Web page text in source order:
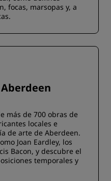
focas, marsopas y, a
más de 700 obras de
locales e
de arte de Aberdeen.
Joan Eardley, los
Bacon, y descubre el
temporales y